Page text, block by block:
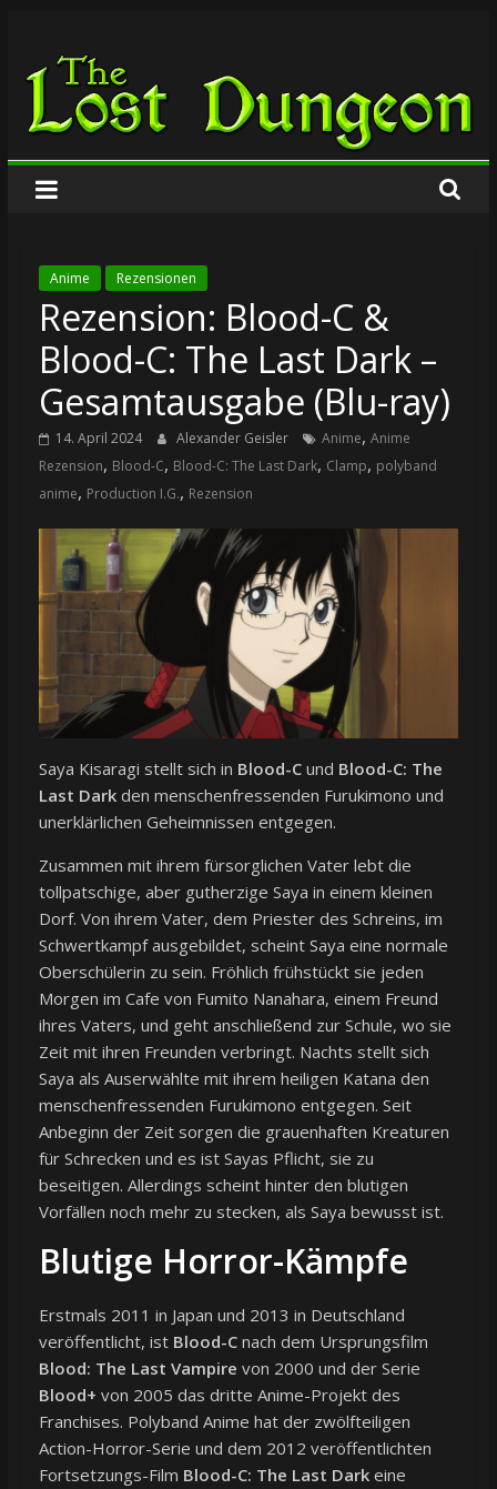
springen
The
Lost
Dungeon
Anime Rezensionen
Rezension: Blood-C &
Blood-C: The Last Dark –
Gesamtausgabe (Blu-ray)
14. April 2024 Alexander Geisler Anime, Anime
Rezension, Blood-C, Blood-C: The Last Dark, Clamp, polyband
anime, Production I.G., Rezension
Saya Kisaragi stellt sich in Blood-Cund Blood-C: The
Last Darkden menschenfressenden Furukimono und
unerklärlichen Geheimnissen entgegen.
Zusammen mit ihrem fürsorglichen Vater lebt die
tollpatschige, aber gutherzige Saya in einem kleinen
Dorf. Von ihrem Vater, dem Priester des Schreins, im
Schwertkampf ausgebildet, scheint Saya eine normale
Oberschülerin zu sein. Fröhlich frühstückt sie jeden
Morgen im Cafe von Fumito Nanahara, einem Freund
ihres Vaters, und geht anschließend zur Schule, wo sie
Zeit mit ihren Freunden verbringt. Nachts stellt sich
Saya als Auserwählte mit ihrem heiligen Katana den
menschenfressenden Furukimono entgegen. Seit
Anbeginn der Zeit sorgen die grauenhaften Kreaturen
für Schrecken und es ist Sayas Pflicht, sie zu
beseitigen. Allerdings scheint hinter den blutigen
Vorfällen noch mehr zu stecken, als Saya bewusst ist.
Blutige Horror-Kämpfe
Erstmals 2011 in Japan und 2013 in Deutschland
veröffentlicht, ist Blood-Cnach dem Ursprungsfilm
Blood: The Last Vampire von 2000 und der Serie
Blood+ von 2005 das dritte Anime-Projekt des
Franchises. Polyband Anime hat der zwölfteiligen
Action-Horror-Serie und dem 2012 veröffentlichten
Fortsetzungs-Film Blood-C: The Last Darkeine